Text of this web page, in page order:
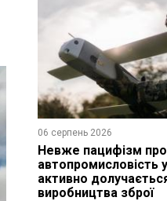
06 серпень 2026
Невже пацифізм
автопромисловість
активно
виробництва зброї